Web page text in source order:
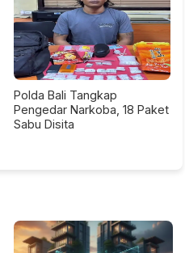
Polda Bali Tangkap
Pengedar Narkoba, 18 Paket
Sabu Disita